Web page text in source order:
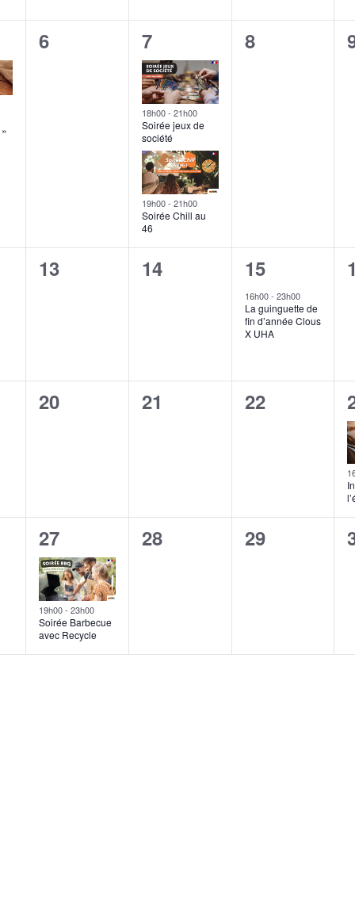
0
6
2
évènements,
7
18h00- 21h00
Soirée jeux de
société
19h00- 21h00
Soirée Chill au
46
0
8
0
13
0
14
1
évènement,
15
16h00- 23h00
La guinguette de
fin d’année Clous
X UHA
0
0
20
0
21
0
évènement,
22
1
évènement,
27
19h00- 23h00
Soirée Barbecue
avec Recycle
0
28
0
29